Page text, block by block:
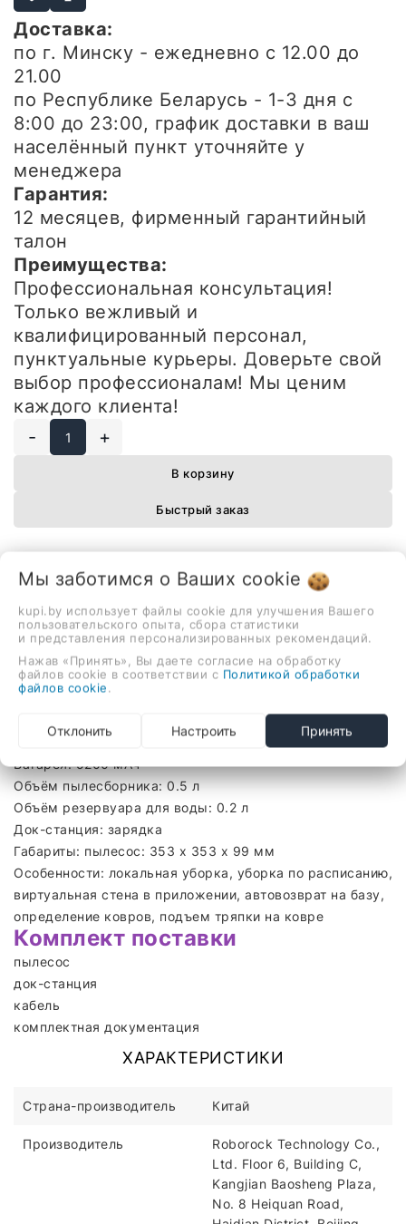
Доставка:
по г. Минску - ежедневно с 12.00 до
21.00
по Республике Беларусь - 1-3 дня с
8:00 до 23:00, график доставки в ваш
населённый пункт уточняйте у
менеджера
Гарантия:
12 месяцев, фирменный гарантийный
талон
Преимущества:
Профессиональная консультация!
Только вежливый и
квалифицированный персонал,
пунктуальные курьеры. Доверьте свой
выбор профессионалам! Мы ценим
каждого клиента!
-
+
В корзину
Быстрый заказ
Технические харатеристики
Тип: робот-пылесос
Цвет: черный
Тип уборки: сухая и влажная
Тип влажной уборки: салфетка с вибрацией
Мощность всасывания: 10000 Па
Батарея: 5200 мАч
Объём пылесборника: 0.5 л
Объём резервуара для воды: 0.2 л
Док-станция: зарядка
Габариты: пылесос: 353 x 353 x 99 мм
Особенности: локальная уборка, уборка по расписанию,
виртуальная стена в приложении, автовозврат на базу,
определение ковров, подъем тряпки на ковре
Комплект поставки
пылесос
док-станция
кабель
комплектная документация
ХАРАКТЕРИСТИКИ
Страна-производитель Китай
Производитель
Roborock Technology Co.,
Ltd. Floor 6, Building C,
Kangjian Baosheng Plaza,
No. 8 Heiquan Road,
Мы заботимся о Ваших cookie
kupi.by использует файлы cookie для улучшения Вашего
пользовательского опыта, сбора статистики
и представления персонализированных рекомендаций.
Нажав «Принять», Вы даете согласие на обработку
файлов cookie в соответствии с Политикой обработки
файлов cookie
Отклонить Настроить Принять